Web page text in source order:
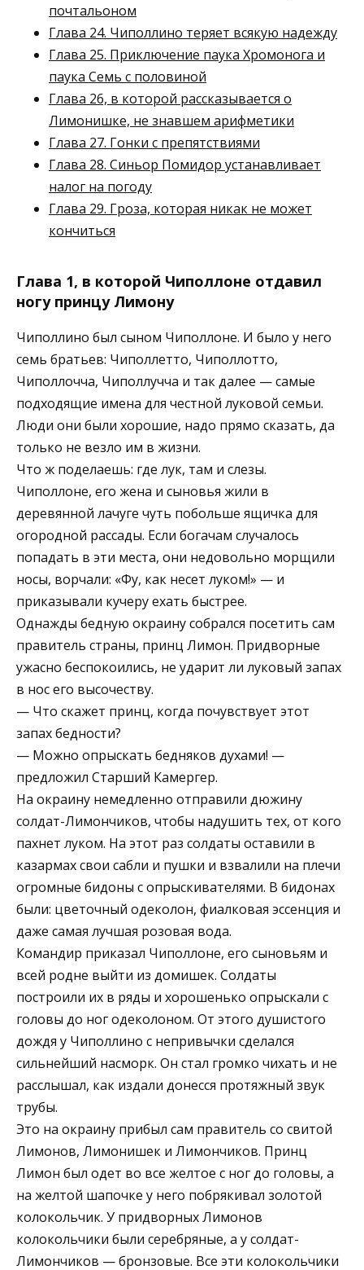
почтальоном
Глава 24. Чиполлино теряет всякую надежду
Глава 25. Приключение паука Хромонога и
паука Семь с половиной
Глава 26, в которой рассказывается о
Лимонишке, не знавшем арифметики
Глава 27. Гонки с препятствиями
Глава 28. Синьор Помидор устанавливает
налог на погоду
Глава 29. Гроза, которая никак не может
кончиться
Глава 1, в которой Чиполлоне отдавил
ногу принцу Лимону
Чиполлино был сыном Чиполлоне. И было у него
семь братьев: Чиполлетто, Чиполлотто,
Чиполлочча, Чиполлучча и так далее — самые
подходящие имена для честной луковой семьи.
Люди они были хорошие, надо прямо сказать, да
только не везло им в жизни.
Что ж поделаешь: где лук, там и слезы.
Чиполлоне, его жена и сыновья жили в
деревянной лачуге чуть побольше ящичка для
огородной рассады. Если богачам случалось
попадать в эти места, они недовольно морщили
носы, ворчали: «Фу, как несет луком!» — и
приказывали кучеру ехать быстрее.
Однажды бедную окраину собрался посетить сам
правитель страны, принц Лимон. Придворные
ужасно беспокоились, не ударит ли луковый запах
в нос его высочеству.
— Что скажет принц, когда почувствует этот
запах бедности?
— Можно опрыскать бедняков духами! —
предложил Старший Камергер.
На окраину немедленно отправили дюжину
солдат-Лимончиков, чтобы надушить тех, от кого
пахнет луком. На этот раз солдаты оставили в
казармах свои сабли и пушки и взвалили на плечи
огромные бидоны с опрыскивателями. В бидонах
были: цветочный одеколон, фиалковая эссенция и
даже самая лучшая розовая вода.
Командир приказал Чиполлоне, его сыновьям и
всей родне выйти из домишек. Солдаты
построили их в ряды и хорошенько опрыскали с
головы до ног одеколоном. От этого душистого
дождя у Чиполлино с непривычки сделался
сильнейший насморк. Он стал громко чихать и не
расслышал, как издали донесся протяжный звук
трубы.
Это на окраину прибыл сам правитель со свитой
Лимонов, Лимонишек и Лимончиков. Принц
Лимон был одет во все желтое с ног до головы, а
на желтой шапочке у него побрякивал золотой
колокольчик. У придворных Лимонов
колокольчики были серебряные, а у солдат-
Лимончиков — бронзовые. Все эти колокольчики